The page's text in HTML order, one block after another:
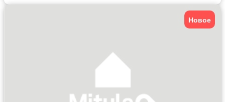
Новое